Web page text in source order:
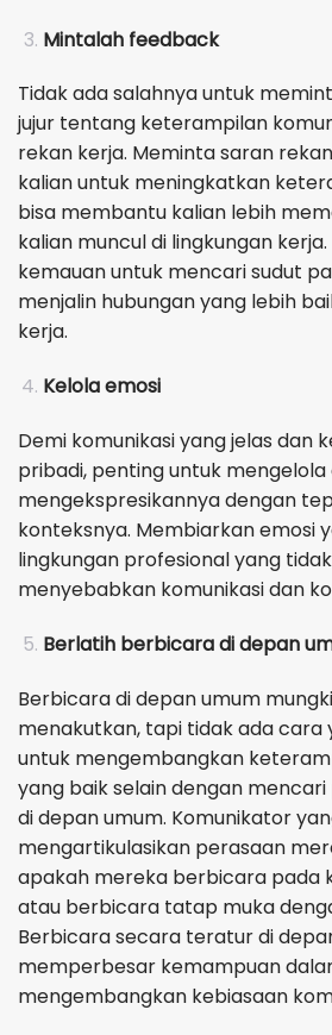
Mintalah feedback
Tidak ada salahnya untuk
jujur tentang keterampilan
rekan kerja. Meminta saran
kalian untuk meningkatkan
bisa membantu kalian lebih
kalian muncul di lingkungan
kemauan untuk mencari sudut
menjalin hubungan yang lebih
kerja.
Kelola emosi
Demi komunikasi yang jelas dan
pribadi, penting untuk mengelola
mengekspresikannya dengan
konteksnya. Membiarkan emosi
lingkungan profesional yang
menyebabkan komunikasi dan
Berlatih berbicara di depan
Berbicara di depan umum
menakutkan, tapi tidak ada cara
untuk mengembangkan
yang baik selain dengan
di depan umum. Komunikator
mengartikulasikan perasaan
apakah mereka berbicara pada
atau berbicara tatap muka
Berbicara secara teratur di
memperbesar kemampuan
mengembangkan kebiasaan